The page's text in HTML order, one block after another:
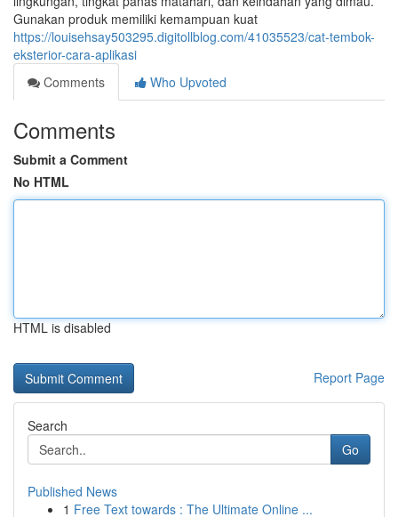
Gunakan produk memiliki kemampuan kuat
https://louisehsay503295.digitollblog.com/41035523/cat-tembok-
eksterior-cara-aplikasi
Comments
Who Upvoted
Comments
Submit a Comment
No HTML
HTML is disabled
Report Page
Search
Go
Published News
1 Free Text towards : The Ultimate Online ...